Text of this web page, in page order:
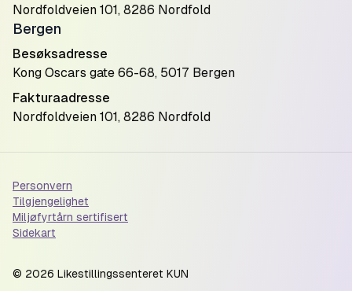
Nordfoldveien 101, 8286 Nordfold
Bergen
Besøksadresse
Kong Oscars gate 66-68, 5017 Bergen
Fakturaadresse
Nordfoldveien 101, 8286 Nordfold
Personvern
Tilgjengelighet
Miljøfyrtårn sertifisert
Sidekart
© 2026 Likestillingssenteret KUN